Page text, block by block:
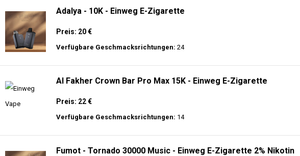
Adalya - 10K - Einweg E-Zigarette
Preis: 20 €
Verfügbare Geschmacksrichtungen: 24
Al Fakher Crown Bar Pro Max 15K - Einweg E-Zigarette
Preis: 22 €
Verfügbare Geschmacksrichtungen: 14
Fumot - Tornado 30000 Music - Einweg E-Zigarette 2% Nikotin